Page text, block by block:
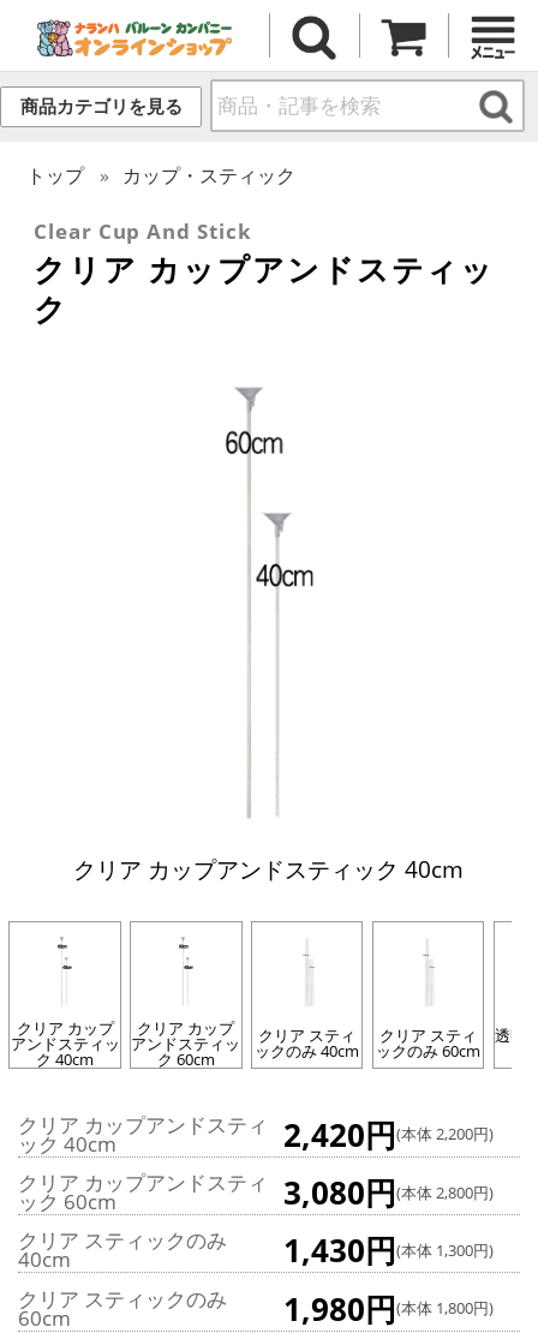
商品カテゴリを見る
トップ カップ・スティック
Clear Cup And Stick
クリア カップアンドスティッ
ク
クリア カップアンドスティック 40cm
クリア カップ
アンドスティッ
ク 40cm
クリア カップ
アンドスティッ
ク 60cm
クリア スティ
ックのみ 40cm
クリア スティ
ックのみ 60cm
透明
クリア カップアンドスティ
ック 40cm 2,420円(本体 2,200円)
クリア カップアンドスティ
ック 60cm 3,080円(本体 2,800円)
クリア スティックのみ
40cm 1,430円(本体 1,300円)
クリア スティックのみ
60cm 1,980円(本体 1,800円)